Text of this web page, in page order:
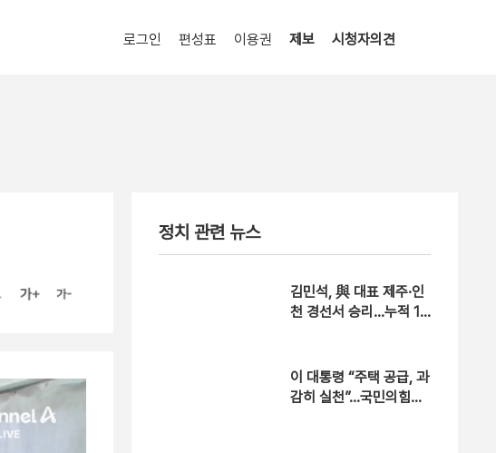
로그인 편성표 이용권 제보 시청자의견
정치 관련 뉴스
김민석, 與 대표 제주·인
천 경선서 승리…누적 1
이 대통령 “주택 공급, 과
감히 실천”…국민의힘